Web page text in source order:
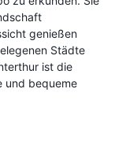
genießen
Städte
ist die
und bequeme